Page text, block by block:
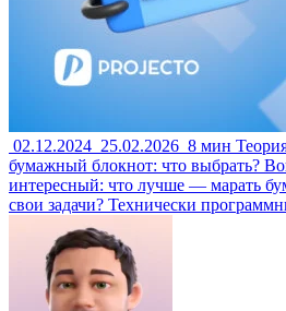
02.12.2024 25.02.2026 8 мин
бумажный блокнот: что выбрать?
интересный: что лучше — марать
свои задачи? Технически